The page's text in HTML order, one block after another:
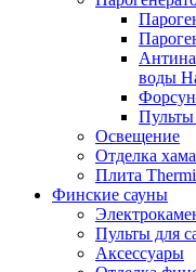
воды
Пульты
Освещение
Отделка
Плита
Финские сауны
Пульты для
Аксессуары